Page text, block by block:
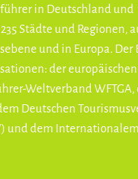
in Deutschland
Städte und Regionen,
und in Europa. Der
der europäischen
Weltverband WFTGA,
Deutschen
und dem Internationalem